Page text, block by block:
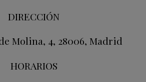
DIRECCIÓN
Molina, 4, 28006, Madrid
HORARIOS